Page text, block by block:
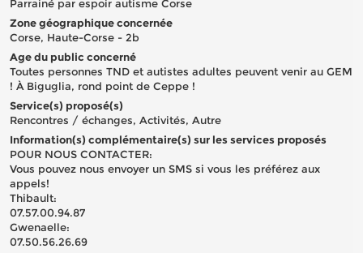
Parrainé par espoir autisme Corse
Zone géographique concernée
Corse, Haute-Corse - 2b
Age du public concerné
Toutes personnes TND et autistes adultes peuvent venir au GEM
! À Biguglia, rond point de Ceppe !
Service(s) proposé(s)
Rencontres / échanges, Activités, Autre
Information(s) complémentaire(s) sur les services proposés
POUR NOUS CONTACTER:
Vous pouvez nous envoyer un SMS si vous les préférez aux
appels!
Thibault:
07.57.00.94.87
Gwenaelle:
07.50.56.26.69